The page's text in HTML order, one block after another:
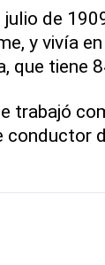
de
y vivía
que tiene
trabajó
conductor